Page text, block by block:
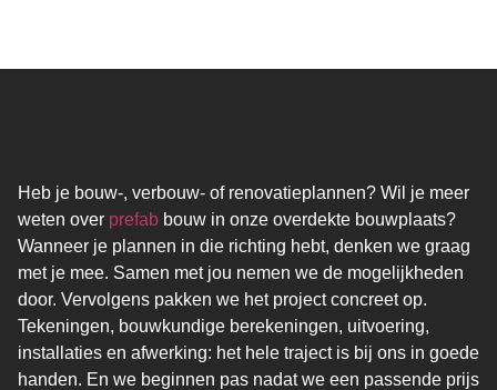
Heb je bouw-, verbouw- of renovatieplannen? Wil je meer
weten over prefab bouw in onze overdekte bouwplaats?
Wanneer je plannen in die richting hebt, denken we graag
met je mee. Samen met jou nemen we de mogelijkheden
door. Vervolgens pakken we het project concreet op.
Tekeningen, bouwkundige berekeningen, uitvoering,
installaties en afwerking: het hele traject is bij ons in goede
handen. En we beginnen pas nadat we een passende prijs